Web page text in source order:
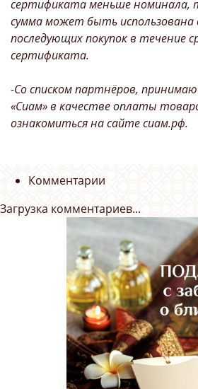
сертификата меньше номинала,
сумма может быть
последующих покупок в течение
сертификата.
-Со списком партнёров,
«Сиам» в качестве оплаты
ознакомиться на сайте сиам.рф.
Комментарии
Загрузка комментариев...